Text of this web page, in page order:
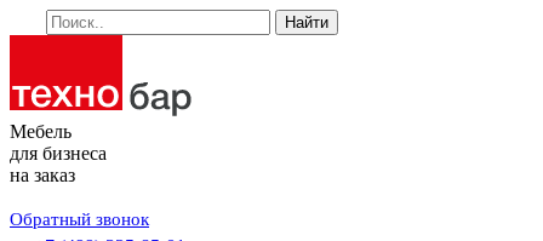
Найти
Мебель
для бизнеса
на заказ
Обратный звонок